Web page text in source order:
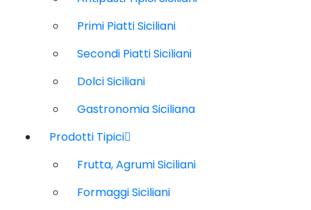
Primi Piatti Siciliani
Secondi Piatti Siciliani
Dolci Siciliani
Gastronomia Siciliana
Prodotti Tipici
Frutta, Agrumi Siciliani
Formaggi Siciliani